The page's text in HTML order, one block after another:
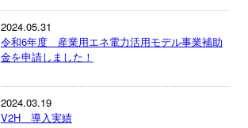
2024.05.31
令和6年度 産業用エネ電力活用モデル事業補助
金を申請しました！
2024.03.19
V2H 導入実績